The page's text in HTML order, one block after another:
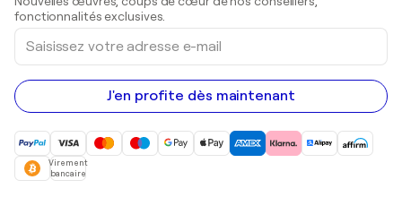
Peintures acryliques
fonctionnalités exclusives.
Saisissez
votre
adresse
e-
mail
J'en profite dès maintenant
Virement
bancaire